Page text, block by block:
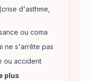
(crise d'asthme,
ou coma
ne s'arrête pas
ou accident
plus